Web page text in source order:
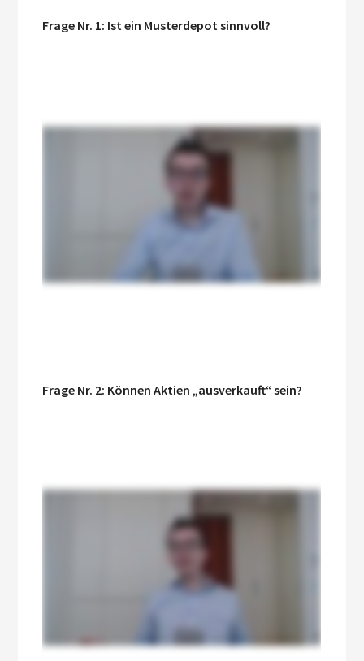
Frage Nr. 1: Ist ein Musterdepot sinnvoll?
Frage Nr. 2: Können Aktien „ausverkauft“ sein?